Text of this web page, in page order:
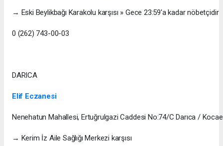
→ Eski Beylikbağı Karakolu karşısı » Gece 23:59'a kadar nöbetçidir
0 (262) 743-00-03
DARICA
Elif Eczanesi
Nenehatun Mahallesi, Ertuğrulgazi Caddesi No:74/C Darıca /
→ Kerim İz Aile Sağlığı Merkezi karşısı